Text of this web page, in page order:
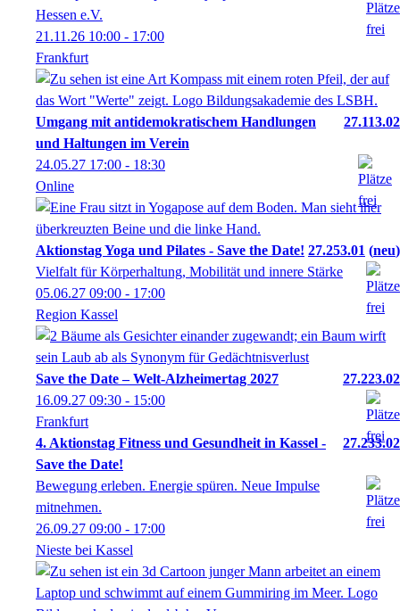
Hessen e.V.
21.11.26 10:00 - 17:00
Frankfurt
Umgang mit antidemokratischem Handlungen
und Haltungen im Verein
27.113.02
24.05.27 17:00 - 18:30
Online
Aktionstag Yoga und Pilates - Save the Date! 27.253.01
neu
Vielfalt für Körperhaltung, Mobilität und innere Stärke
05.06.27 09:00 - 17:00
Region Kassel
Save the Date – Welt-Alzheimertag 2027
27.223.02
16.09.27 09:30 - 15:00
Frankfurt
4. Aktionstag Fitness und Gesundheit in Kassel -
Save the Date!
27.233.02
Bewegung erleben. Energie spüren. Neue Impulse
mitnehmen.
26.09.27 09:00 - 17:00
Nieste bei Kassel